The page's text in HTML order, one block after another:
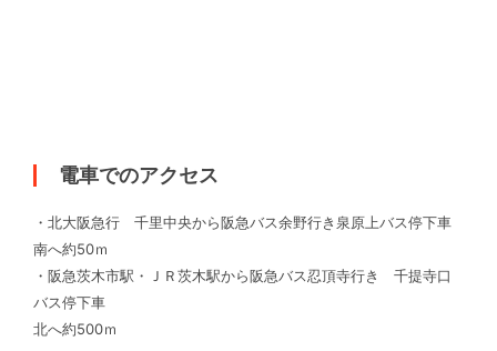
電車でのアクセス
・北大阪急行 千里中央から阪急バス余野行き泉原上バス停下車
南へ約50ｍ
・阪急茨木市駅・ＪＲ茨木駅から阪急バス忍頂寺行き 千提寺口
バス停下車
北へ約500ｍ